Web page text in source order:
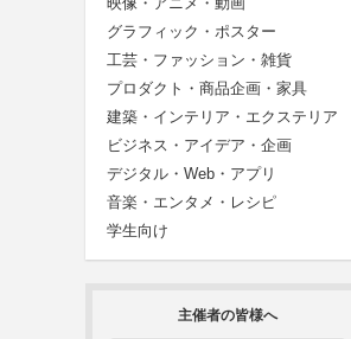
グラフィック・ポスター
工芸・ファッション・雑貨
プロダクト・商品企画・家具
建築・インテリア・エクステリア
ビジネス・アイデア・企画
デジタル・Web・アプリ
音楽・エンタメ・レシピ
学生向け
主催者の皆様へ